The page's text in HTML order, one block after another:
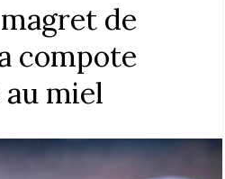
de
compote
au miel